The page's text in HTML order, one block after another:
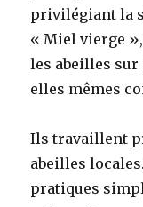
privilégiant la
« Miel vierge
les abeilles sur
elles mêmes
Ils travaillent
abeilles
pratiques